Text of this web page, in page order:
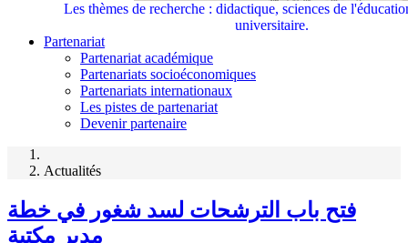
Les thèmes de recherche : didactique, sciences de
universitaire.
Partenariat
Partenariat académique
Partenariats socioéconomiques
Partenariats internationaux
Les pistes de partenariat
Devenir partenaire
Actualités
فتح باب الترشحات لسد شغور في خطة
مدير مكتبة